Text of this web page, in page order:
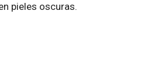
pieles oscuras.